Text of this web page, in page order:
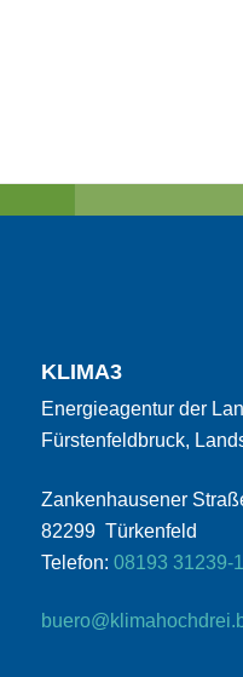
KLIMA3
Energieagentur der
Fürstenfeldbruck,
Zankenhausener
82299 Türkenfeld
Telefon: 08193 31239-